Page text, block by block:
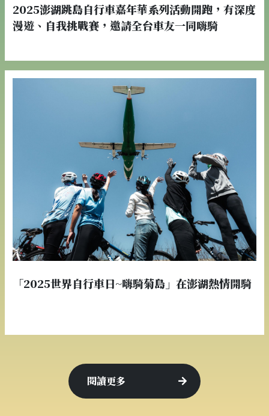
2025澎湖跳島自行車嘉年華系列活動開跑，有深度
漫遊、自我挑戰賽，邀請全台車友一同嗨騎
「2025世界自行車日~嗨騎菊島」在澎湖熱情開騎
閱讀更多